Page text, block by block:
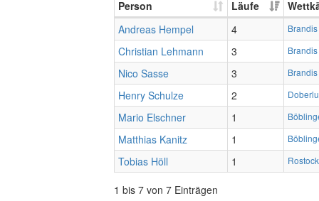
Person Läufe
Andreas Hempel
4 Brandis
Christian Lehmann 3 Brandis
Nico Sasse 3 Brandis
Henry Schulze 2
Mario Elschner 1
Matthias Kanitz 1
Tobias Höll 1
1 bis 7 von 7 Einträgen